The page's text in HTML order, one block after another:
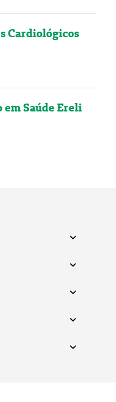
Cardiológicos
em Saúde Ereli